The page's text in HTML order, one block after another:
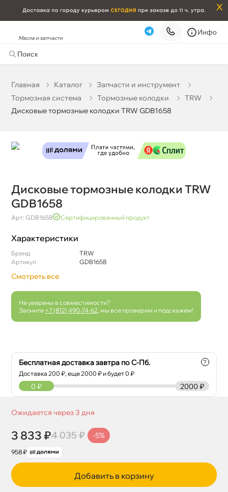
x
Масла и запчасти
Инфо
Главная Катало
Запчасти и инструмент
Тормозная система
Тормозные колодки
TRW
Дисковые тормозные колодки TRW GDB1658
Дисковые тормозные колодки TRW
GDB1658
Арт: GDB1658 Сертифицированный продукт
Характеристики
Бренд
TRW
Артикул
GDB1658
Смотреть все
Не уверены в совместимости?
Звоните +7 (812) 490-74-62 , мы все проверим и подскажем!
Бесплатная доставка завтра по С-Пб.
Доставка200 ₽, еще2000 ₽ и будет 0 ₽
?
2000 ₽
0 ₽
Ожидается через 3 дня
3 833 ₽4 035 ₽ -5%
958 ₽
Добавить в корзину
Бесплатная Сегодня, 06.08 (при заказе от 2000₽)
Самовывоз